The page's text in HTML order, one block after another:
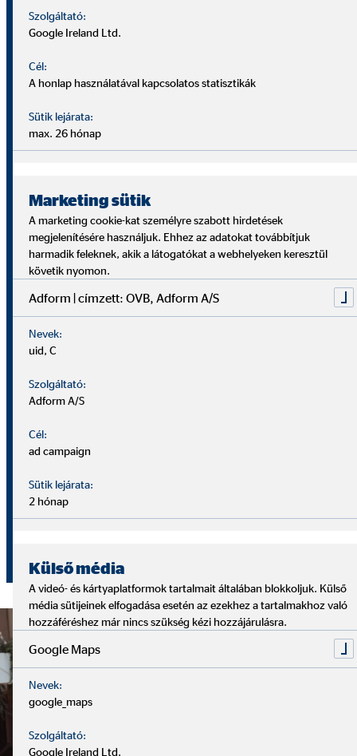
Ha pedig újrakezdenél egy hosszabb kihagyás után,
Nálunk világos út vezet a fejlődéshez – és nem vagy
Lépésről lépésre haladsz előre, miközben valós tapasztalatot
támogatnak, segítenek, inspirálnak.
Szolgáltató:
Google Ireland Ltd.
Cél:
A honlap használatával kapcsolatos statisztikák
Sütik lejárata:
max. 26 hónap
Marketing sütik
A marketing cookie-kat személyre szabott hirdetések
megjelenítésére használjuk. Ehhez az adatokat továbbítjuk
harmadik feleknek, akik a látogatókat a webhelyeken keresztül
követik nyomon.
Adform | címzett: OVB, Adform A/S
Nevek:
uid, C
Szolgáltató:
Adform A/S
Cél:
ad campaign
Sütik lejárata:
2 hónap
Külső média
A videó- és kártyaplatformok tartalmait általában blokkoljuk. Külső
média sütijeinek elfogadása esetén az ezekhez a tartalmakhoz való
hozzáféréshez már nincs szükség kézi hozzájárulásra.
Google Maps
Nevek:
google_maps
Szolgáltató:
Google Ireland Ltd.